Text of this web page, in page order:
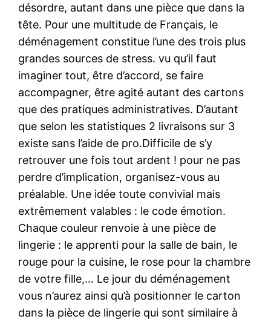
désordre, autant dans une pièce que dans la
tête. Pour une multitude de Français, le
déménagement constitue l’une des trois plus
grandes sources de stress. vu qu’il faut
imaginer tout, être d’accord, se faire
accompagner, être agité autant des cartons
que des pratiques administratives. D’autant
que selon les statistiques 2 livraisons sur 3
existe sans l’aide de pro.Difficile de s’y
retrouver une fois tout ardent ! pour ne pas
perdre d’implication, organisez-vous au
préalable. Une idée toute convivial mais
extrêmement valables : le code émotion.
Chaque couleur renvoie à une pièce de
lingerie : le apprenti pour la salle de bain, le
rouge pour la cuisine, le rose pour la chambre
de votre fille,… Le jour du déménagement
vous n’aurez ainsi qu’à positionner le carton
dans la pièce de lingerie qui sont similaire à